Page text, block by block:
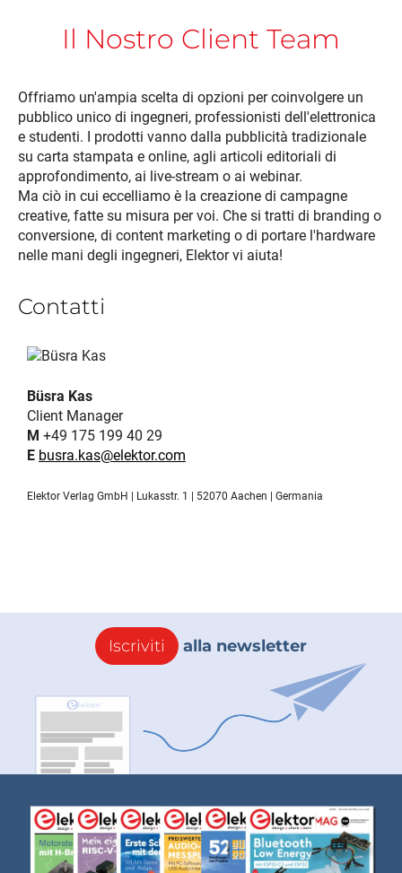
Il Nostro Client Team
Offriamo un'ampia scelta di opzioni per coinvolgere un
pubblico unico di ingegneri, professionisti dell'elettronica
e studenti. I prodotti vanno dalla pubblicità tradizionale
su carta stampata e online, agli articoli editoriali di
approfondimento, ai live-stream o ai webinar.
Ma ciò in cui eccelliamo è la creazione di campagne
creative, fatte su misura per voi. Che si tratti di branding o
conversione, di content marketing o di portare l'hardware
nelle mani degli ingegneri, Elektor vi aiuta!
Contatti
Büsra Kas
Client Manager
M +49 175 199 40 29
E busra.kas@elektor.com
Elektor Verlag GmbH | Lukasstr. 1 | 52070 Aachen | Germania
Iscriviti alla newsletter